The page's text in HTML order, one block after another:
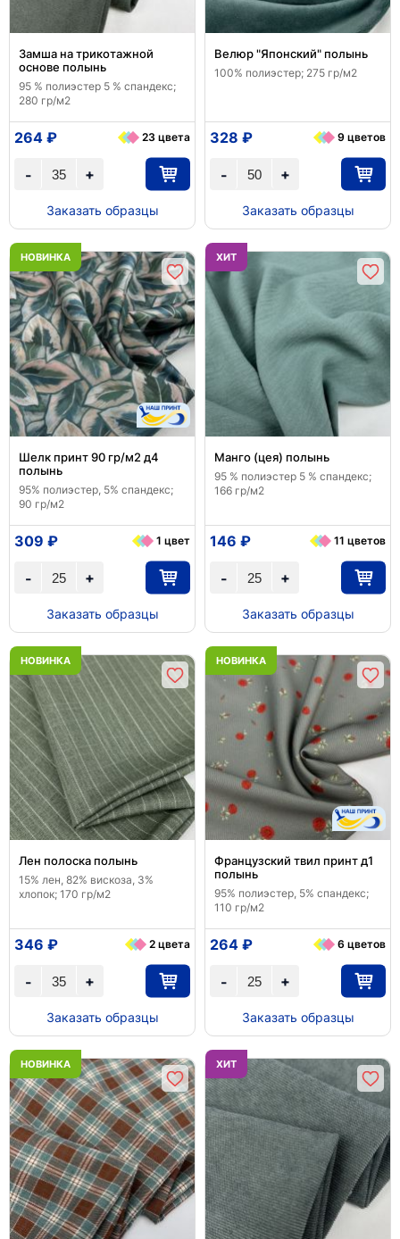
Замша на трикотажной
основе полынь
95 % полиэстер 5 % спандекс;
280 гр/м2
+
-
264 ₽ 23 цвета
Заказать образцы
Велюр "Японский" полынь
100% полиэстер; 275 гр/м2
+
-
328 ₽ 9 цветов
Заказать образцы
НОВИНКА
Шелк принт 90 гр/м2 д4
полынь
95% полиэстер, 5% спандекс;
90 гр/м2
+
-
309 ₽ 1 цвет
Заказать образцы
ХИТ
Манго (цея) полынь
95 % полиэстер 5 % спандекс;
166 гр/м2
+
-
146 ₽ 11 цветов
Заказать образцы
НОВИНКА
Лен полоска полынь
15% лен, 82% вискоза, 3%
хлопок; 170 гр/м2
+
-
346 ₽ 2 цвета
Заказать образцы
НОВИНКА
Французский твил принт д1
полынь
95% полиэстер, 5% спандекс;
110 гр/м2
+
-
264 ₽ 6 цветов
Заказать образцы
НОВИНКА ХИТ